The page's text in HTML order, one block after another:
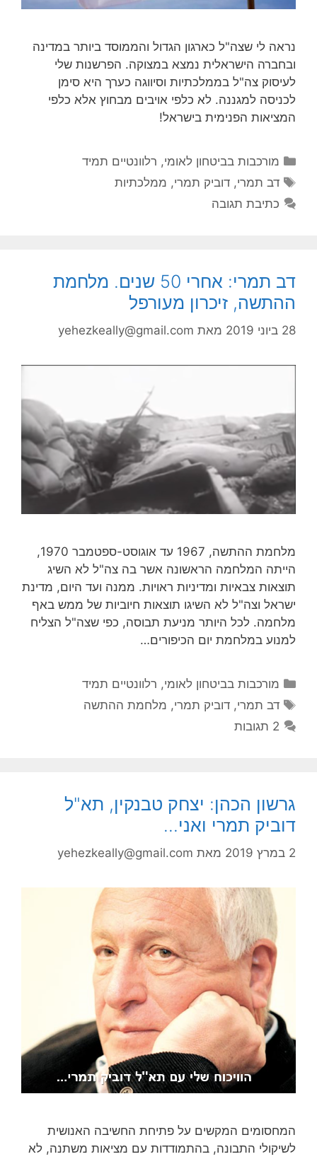
נראה לי שצה"ל כארגון הגדול והממוסד ביותר במדינה
ובחברה הישראלית נמצא במצוקה. הפרשנות שלי
לעיסוק צה"ל בממלכתיות וסיווגה כערך היא סימן
לכניסה למגננה. לא כלפי אויבים מבחוץ אלא כלפי
המציאות הפנימית בישראל!
קטגוריות
מורכבות בביטחון לאומי, רלוונטיים תמיד
תגיות
דב תמרי,דוביק תמרי, ממלכתיות
כתיבת תגובה
דב תמרי: אחרי 50 שנים. מלחמת
ההתשה, זיכרון מעורפל
28 ביוני 2019 מאת yehezkeally@gmail.com
מלחמת ההתשה, 1967 עד אוגוסט-ספטמבר 1970,
הייתה המלחמה הראשונה אשר בה צה"ל לא השיג
תוצאות צבאיות ומדיניות ראויות. ממנה ועד היום, מדינת
ישראל וצה"ל לא השיגו תוצאות חיוביות של ממש באף
מלחמה. לכל היותר מניעת תבוסה, כפי שצה"ל הצליח
למנוע במלחמת יום הכיפורים…
קטגוריות
מורכבות בביטחון לאומי, רלוונטיים תמיד
תגיות
דב תמרי,דוביק תמרי, מלחמת ההתשה
2 תגובות
גרשון הכהן: יצחק טבנקין, תא"ל
דוביק תמרי ואני…
2 במרץ 2019 מאת yehezkeally@gmail.com
המחסומים המקשים על פתיחת החשיבה האנושית
לשיקולי התבונה, בהתמודדות עם מציאות משתנה, לא